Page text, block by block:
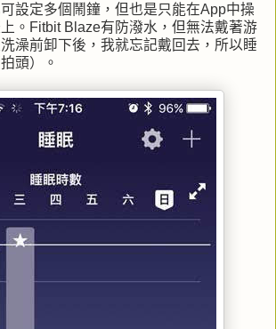
設定多個鬧鐘，但也是只能在App中操
。Fitbit Blaze有防潑水，但無法戴著游
澡前卸下後，我就忘記戴回去，所以睡
頭）。